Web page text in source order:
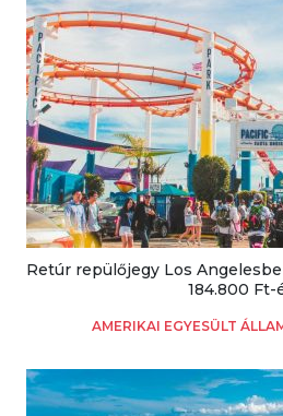
Retúr repülőjegy Los
184.800 Ft-
AMERIKAI EGYESÜLT